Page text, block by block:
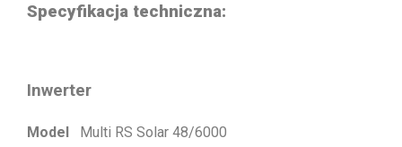
Specyfikacja techniczna:
Inwerter
Model Multi RS Solar 48/6000